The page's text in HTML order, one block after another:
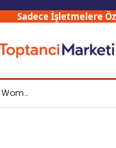
Sadece İşletmelere Özel
Rexona Women Deodorant 150 Ml Base Musk